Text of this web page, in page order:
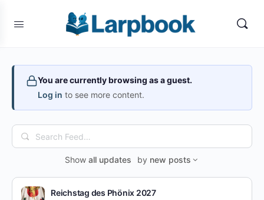
You are currently browsing as a guest.
Log in to see more content.
Search
Feed…
Show all updates by new posts
Reichstag des Phönix 2027